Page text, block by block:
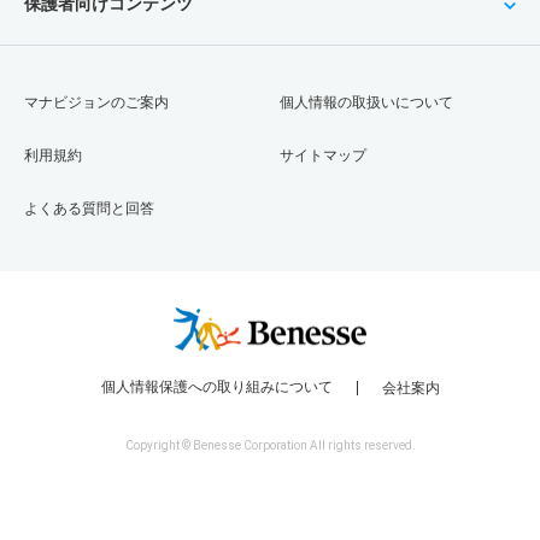
マナビジョンのご案内
利用規約
よくある質問と回答
個人情報の取扱いについて
サイトマップ
個人情報保護への取り組みについて 会社案内
Copyright © Benesse Corporation All rights reserved.